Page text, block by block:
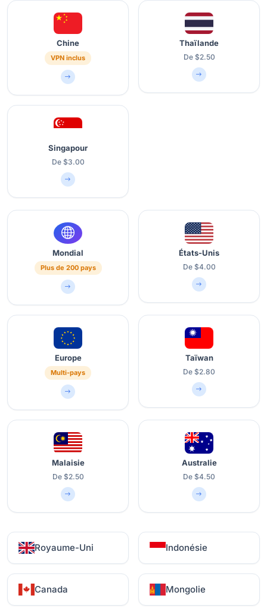
Chine
VPN inclus
Thaïlande
De $2.50
Singapour
De $3.00
Mondial
Plus de 200 pays
États-Unis
De $4.00
Europe
Multi-pays
Taïwan
De $2.80
Malaisie
De $2.50
Australie
De $4.50
Royaume-Uni Indonésie
Canada Mongolie